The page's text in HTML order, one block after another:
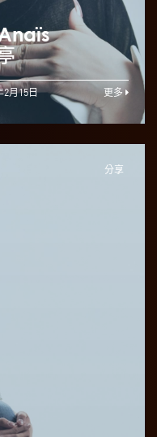
2月15日 更多
分享